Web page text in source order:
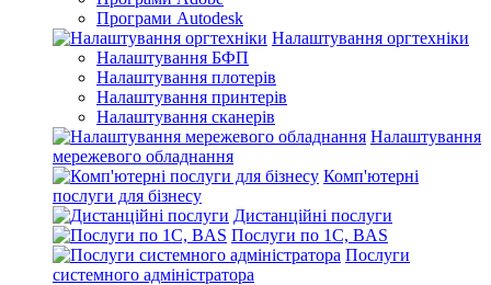
Програми Autodesk
Налаштування оргтехніки
Налаштування БФП
Налаштування плотерів
Налаштування принтерів
Налаштування сканерів
Налаштування
мережевого обладнання
Комп'ютерні
послуги для бізнесу
Дистанційні послуги
Послуги по 1С, BAS
Послуги
системного адміністратора